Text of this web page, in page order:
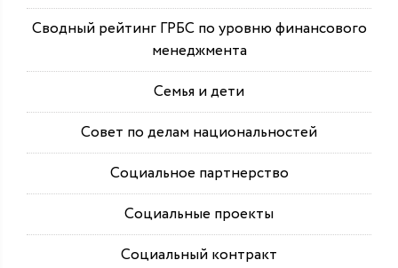
Сводный рейтинг ГРБС по уровню финансового
менеджмента
Семья и дети
Совет по делам национальностей
Социальное партнерство
Социальные проекты
Социальный контракт